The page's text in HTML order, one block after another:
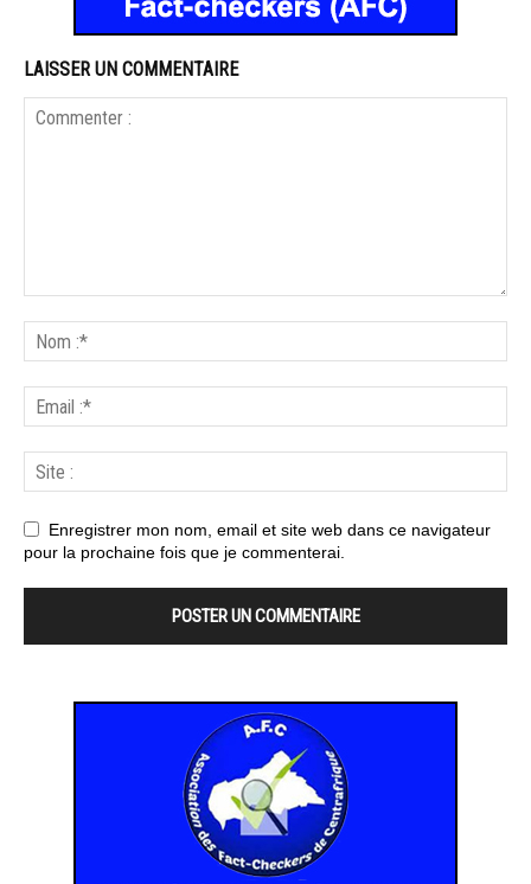
LAISSER UN COMMENTAIRE
Enregistrer mon nom, email et site web dans ce navigateur
pour la prochaine fois que je commenterai.